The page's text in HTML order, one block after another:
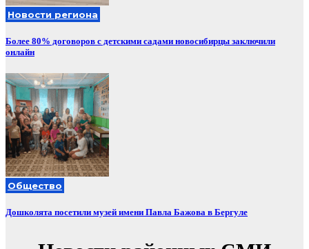
Новости региона
Более 80% договоров с детскими садами новосибирцы заключили
онлайн
Общество
Дошколята посетили музей имени Павла Бажова в Бергуле